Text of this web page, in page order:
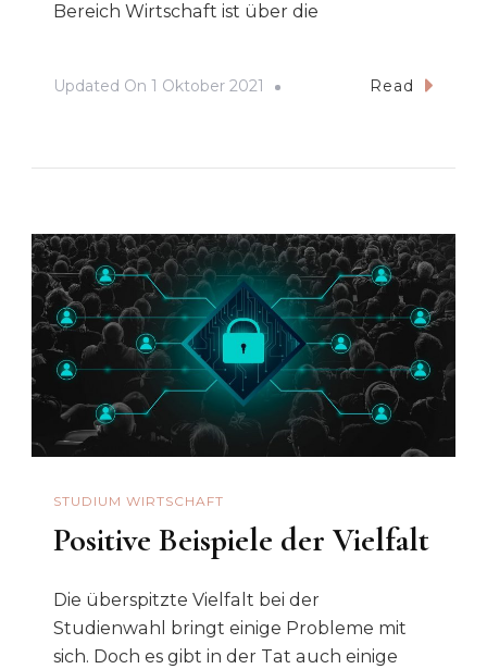
Bereich Wirtschaft ist über die
Updated On 1 Oktober 2021 Read
STUDIUM WIRTSCHAFT
Positive Beispiele der Vielfalt
Die überspitzte Vielfalt bei der
Studienwahl bringt einige Probleme mit
sich. Doch es gibt in der Tat auch einige